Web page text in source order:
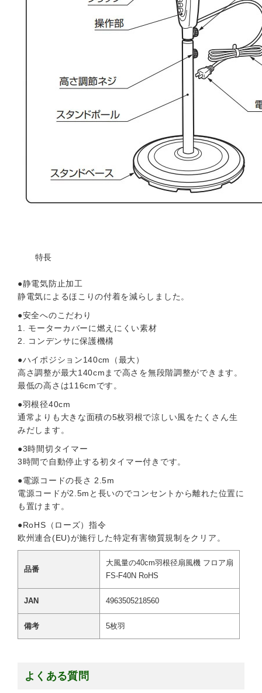
特長
●静電気防止加工
静電気によるほこりの付着を減らしました。
●安全へのこだわり
1. モーターカバーに燃えにくい素材
2. コンデンサに保護機構
●ハイポジション140cm（最大）
高さ調整が最大140cmまで高さを無段階調整ができます。
最低の高さは116cmです。
●羽根径40cm
通常よりも大きな面積の5枚羽根で涼しい風をたくさん生
みだします。
●3時間切タイマー
3時間で自動停止する初タイマー付きです。
●電源コードの長さ 2.5m
電源コードが2.5mと長いのでコンセントから離れた位置に
も置けます。
●RoHS（ローズ）指令
欧州連合(EU)が施行した特定有害物質規制をクリア。
品番
大風量の40cm羽根径扇風機 フロア扇
FS-F40N RoHS
JAN 4963505218560
備考 5枚羽
よくある質問